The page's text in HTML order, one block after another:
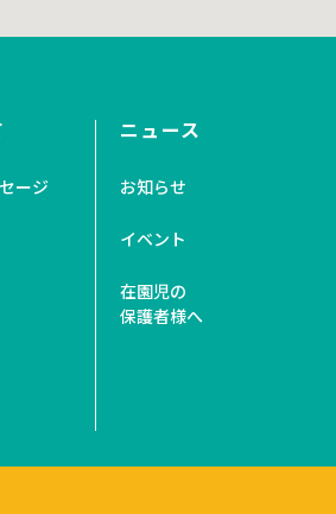
ージ
ニュース
お知らせ
イベント
在園児の
保護者様へ